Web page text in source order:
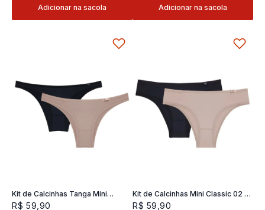
Adicionar na sacola Adicionar na sacola
Kit de Calcinhas Tanga Mini
Classic 02- 2 und
R$ 59 90
Kit de Calcinhas Mini Classic 02 -
2 und
R$ 59 ,90